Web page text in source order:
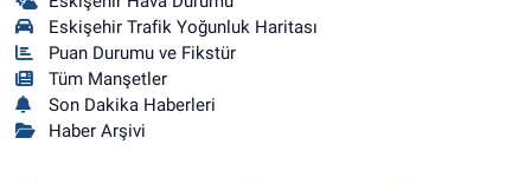
Eskişehir Trafik Yoğunluk Haritası
Puan Durumu ve Fikstür
Tüm Manşetler
Son Dakika Haberleri
Haber Arşivi